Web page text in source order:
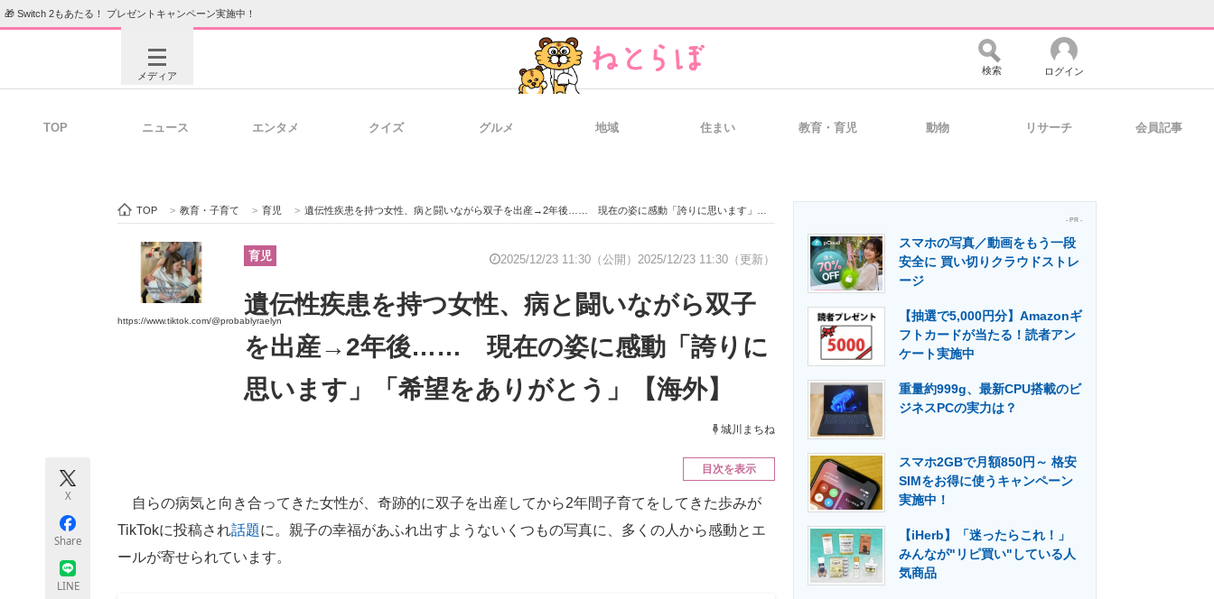
🎁 Switch 2もあたる！ プレゼントキャンペーン実施中！
メディア
ビジネスと働き方のヒント 経営リーダーのコミュニティ マーケ×ITの今がよく分かる
ITエンジニア向け専門サイト 企業向けIT製品の総合サイト IT製品の技術・比較・事例 製造業のIT導入・活用を支援
エネルギーの専門メディア 建設×テクノロジーの最前線
ちょっと気になるネットの話題
検索 ログイン
TOP ニュース エンタメ クイズ グルメ 地域 住まい 教育・育児 動物 リサーチ 会員記事
TOP > 教育・子育て > 育児 > 遺伝性疾患を持つ女性、病と闘いながら双子を出産→2年後…… 現在の姿に感動「誇りに思います」「希望をありがとう」【海外】
https://www.tiktok.com/@probablyraelyn
育児 2025/12/23 11:30（公開） 2025/12/23 11:30（更新）
遺伝性疾患を持つ女性、病と闘いながら双子
を出産→2年後…… 現在の姿に感動「誇りに
思います」「希望をありがとう」【海外】
城川まちね
X
Share
LINE
目次を表示
自らの病気と向き合ってきた女性が、奇跡的に双子を出産してから2年間子育てをしてきた歩みが
TikTokに投稿され話題に。親子の幸福があふれ出すようないくつもの写真に、多くの人から感動とエ
ールが寄せられています。
- PR -
スマホの写真／動画をもう一段
安全に 買い切りクラウドストレ
ージ
【抽選で5,000円分】Amazonギ
フトカードが当たる！読者アン
ケート実施中
重量約999g、最新CPU搭載のビ
ジネスPCの実力は？
スマホ2GBで月額850円～ 格安
SIMをお得に使うキャンペーン
実施中！
【iHerb】「迷ったらこれ！」
みんなが"リピ買い"している人
気商品